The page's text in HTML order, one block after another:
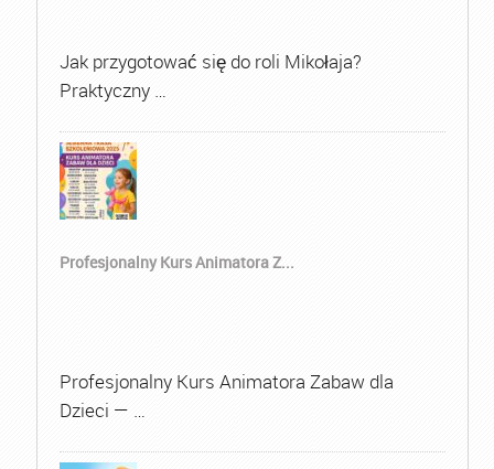
Jak przygotować się do roli Mikołaja?
Praktyczny …
Profesjonalny Kurs Animatora Z...
Profesjonalny Kurs Animatora Zabaw dla
Dzieci — …